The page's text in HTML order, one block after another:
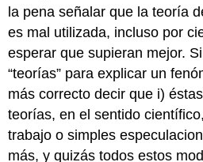
la pena señalar que la teoría
es mal utilizada, incluso por
esperar que supieran mejor.
“teorías” para explicar un
más correcto decir que i)
teorías, en el sentido
trabajo o simples
más, y quizás todos estos